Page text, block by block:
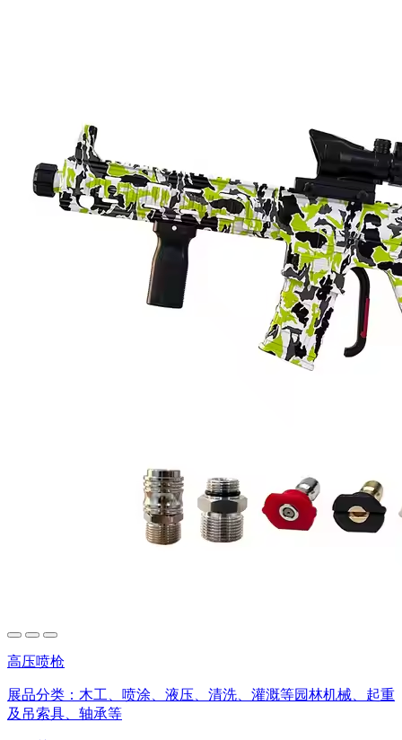
高压喷枪
展品分类： 木工、喷涂、液压、清洗、灌溉等园林机械、起重
及吊索具、轴承等